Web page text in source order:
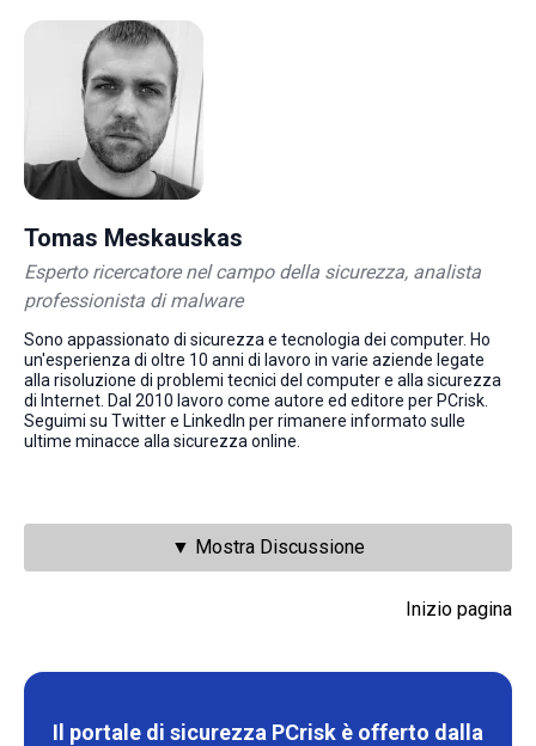
Tomas Meskauskas
Esperto ricercatore nel campo della sicurezza, analista
professionista di malware
Sono appassionato di sicurezza e tecnologia dei computer. Ho
un'esperienza di oltre 10 anni di lavoro in varie aziende legate
alla risoluzione di problemi tecnici del computer e alla sicurezza
di Internet. Dal 2010 lavoro come autore ed editore per PCrisk.
Seguimi su Twitter e LinkedIn per rimanere informato sulle
ultime minacce alla sicurezza online.
▼ Mostra Discussione
Inizio pagina
Il portale di sicurezza PCrisk è offerto dalla